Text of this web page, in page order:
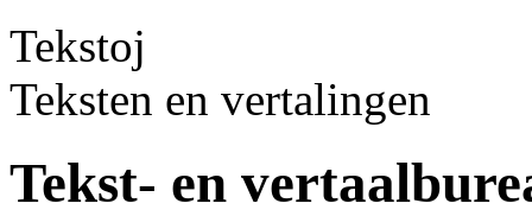
Tekstoj
Teksten en vertalingen
Tekst- en